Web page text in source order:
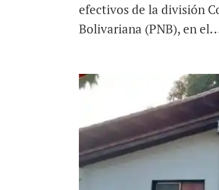
efectivos de la división
Bolivariana (PNB), en